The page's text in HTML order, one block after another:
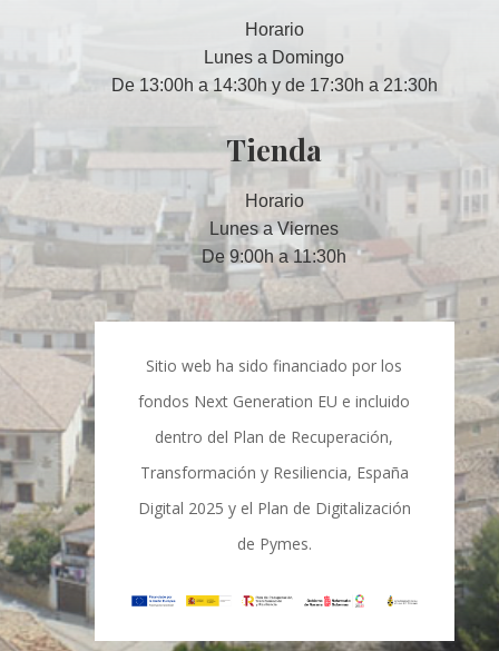
Horario
Lunes a Domingo
De 13:00h a 14:30h y de 17:30h a 21:30h
Tienda
Horario
Lunes a Viernes
De 9:00h a 11:30h
Sitio web ha sido financiado por los
fondos Next Generation EU e incluido
dentro del Plan de Recuperación,
Transformación y Resiliencia, España
Digital 2025 y el Plan de Digitalización
de Pymes.